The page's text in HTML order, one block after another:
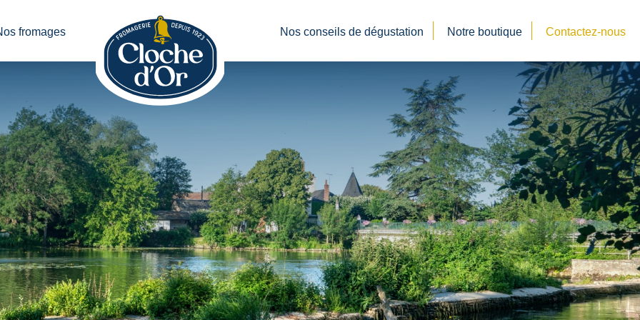
fromages Nos conseils de dégustation Notre boutique Contactez-nous